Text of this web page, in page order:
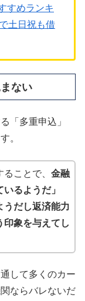
すめランキ
土日祝も借
ない
「多重申込」
。
ことで、 金融
るようだ」
うだし返済能力
印象を与えてし
して多くのカー
ならバレないだ